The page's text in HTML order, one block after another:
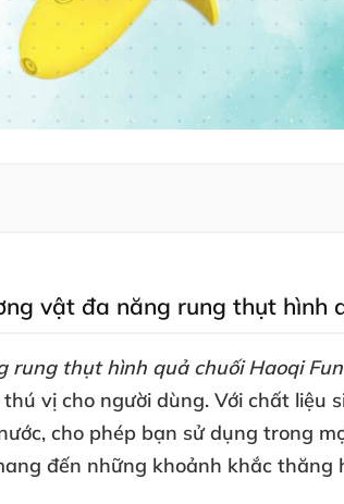
vật đa năng rung thụt hình
rung thụt hình quả chuối Haoqi Fun
vị cho người dùng. Với chất liệu
, cho phép bạn sử dụng trong
đến những khoảnh khắc thăng